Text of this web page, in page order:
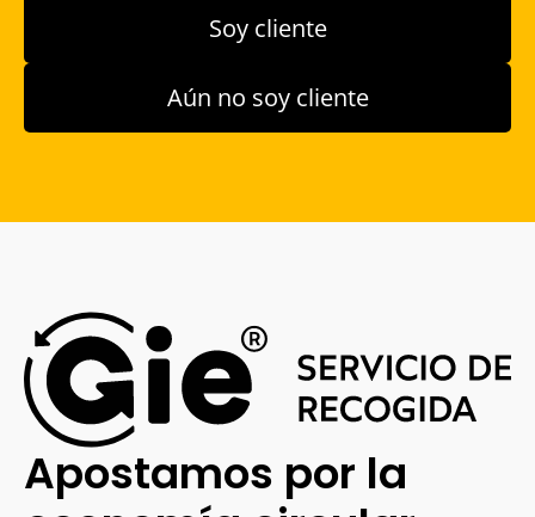
Soy cliente
Aún no soy cliente
Apostamos por la